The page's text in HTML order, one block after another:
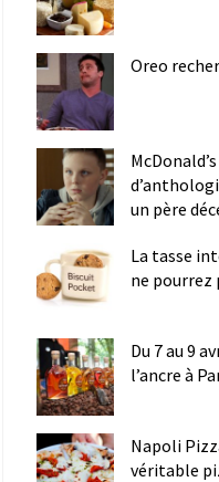
Oreo
un père
La tasse
ne pourrez
Du 7 au 9
l’ancre à
Napoli
véritable